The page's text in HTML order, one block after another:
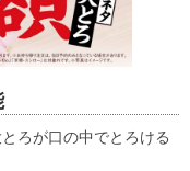
ろが口の中でとろける